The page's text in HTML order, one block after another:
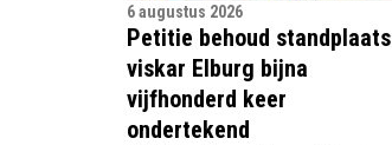
6 augustus 2026
Petitie behoud standplaats
viskar Elburg bijna
vijfhonderd keer
ondertekend